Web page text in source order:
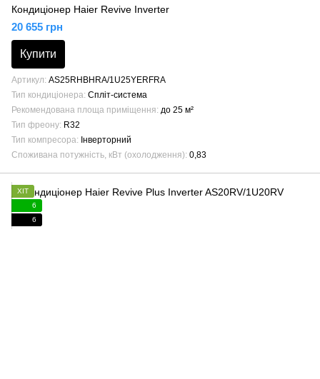
Кондиціонер Haier Revive Inverter
20 655 грн
Купити
Артикул AS25RHBHRA/1U25YERFRA
Тип кондиціонера Спліт-система
Рекомендована площа приміщення до 25 м²
Тип фреону R32
Тип компресора
Інверторний
Споживана потужність, кВт (охолодження) 0,83
ХІТ
6
6